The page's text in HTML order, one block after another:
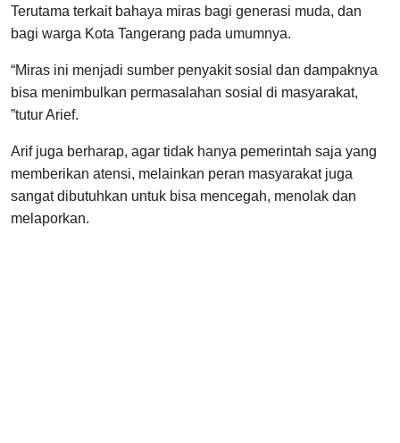
Terutama terkait bahaya miras bagi generasi muda, dan
bagi warga Kota Tangerang pada umumnya.
“Miras ini menjadi sumber penyakit sosial dan dampaknya
bisa menimbulkan permasalahan sosial di masyarakat,
”tutur Arief.
Arif juga berharap, agar tidak hanya pemerintah saja yang
memberikan atensi, melainkan peran masyarakat juga
sangat dibutuhkan untuk bisa mencegah, menolak dan
melaporkan.